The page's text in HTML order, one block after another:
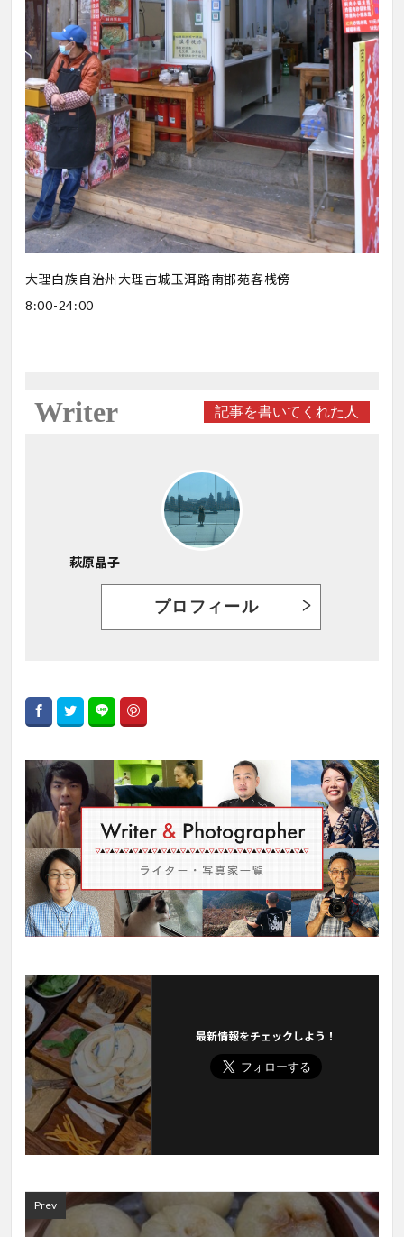
大理白族自治州大理古城玉洱路南邯苑客桟傍
8:00-24:00
Writer 記事を書いてくれた人
萩原晶子
プロフィール
最新情報をチェックしよう！
Prev